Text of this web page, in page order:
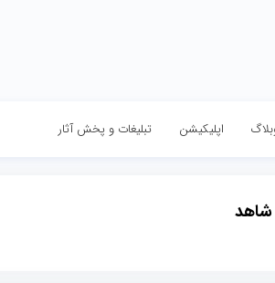
اپلیکیشن تبلیغات و پخش آثار
شاهد